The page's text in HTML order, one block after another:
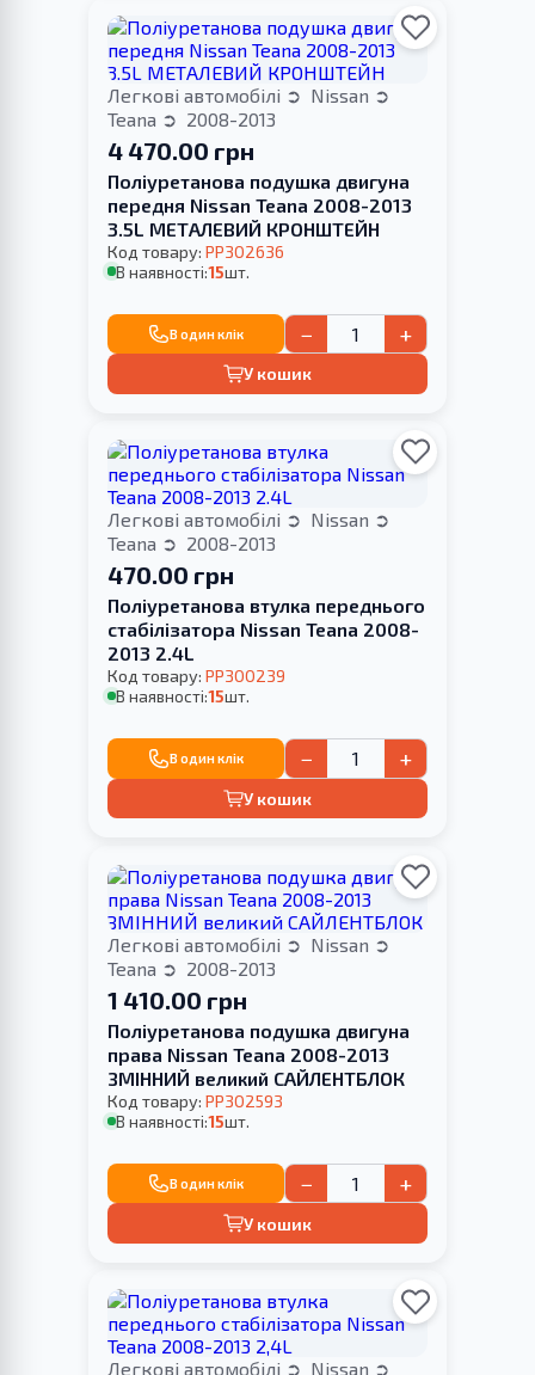
Легкові автомобілі
Nissan
Teana
2008-2013
4 470.00 грн
Поліуретанова подушка двигуна
передня Nissan Teana 2008-2013
3.5L МЕТАЛЕВИЙ КРОНШТЕЙН
Код товару: PP302636
В наявності:15шт.
В один клік − +
У кошик
Легкові автомобілі
Nissan
Teana
2008-2013
470.00 грн
Поліуретанова втулка переднього
стабілізатора Nissan Teana 2008-
2013 2.4L
Код товару: PP300239
В наявності:15шт.
В один клік − +
У кошик
Легкові автомобілі
Nissan
Teana
2008-2013
1 410.00 грн
Поліуретанова подушка двигуна
права Nissan Teana 2008-2013
ЗМІННИЙ великий САЙЛЕНТБЛОК
Код товару: PP302593
В наявності:15шт.
В один клік − +
У кошик
Легкові автомобілі
Nissan